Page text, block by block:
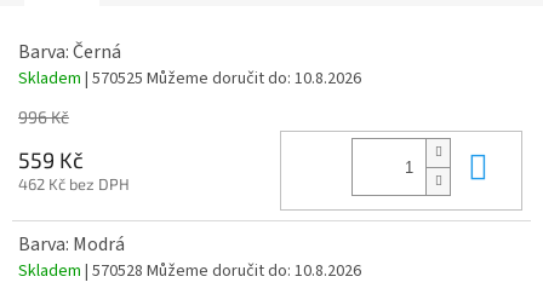
Barva: Černá
Skladem | 570525 Můžeme doručit do: 10.8.2026
996 Kč
559 Kč
462 Kč bez DPH
Barva: Modrá
Skladem | 570528 Můžeme doručit do: 10.8.2026